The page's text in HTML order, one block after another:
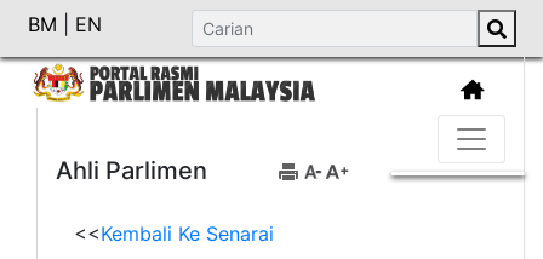
BM EN
Ahli Parlimen
<<Kembali Ke Senarai